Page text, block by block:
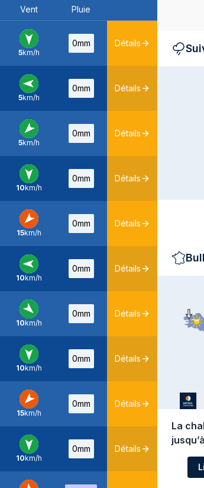
Vent Pluie
N -
5km/h
0mm Détails
E -
5km/h
0mm Détails
NE
5km/h
0mm Détails
N -
10km/h
0mm Détails
NE -
15km/h
0mm Détails
E -
10km/h
0mm Détails
NO -
10km/h
0mm Détails
N -
10km/h
0mm Détails
NE -
15km/h
0mm Détails
N -
10km/h
0mm Détails
La